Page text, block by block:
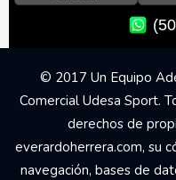
© 2017 Un Equipo
Comercial Udesa Sport.
derechos de
everardoherrera.com, su
navegación, bases de